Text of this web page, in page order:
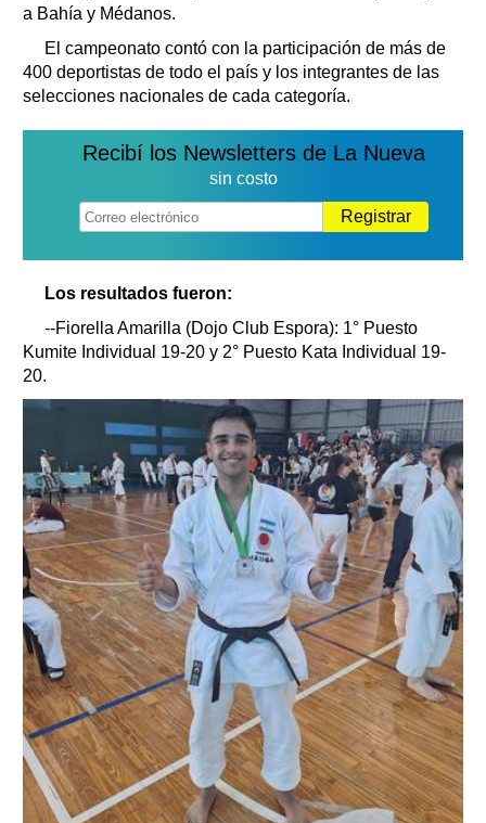
a Bahía y Médanos.
El campeonato contó con la participación de más de
400 deportistas de todo el país y los integrantes de las
selecciones nacionales de cada categoría.
Recibí los Newsletters de La Nueva
sin costo
Registrar
Los resultados fueron:
--Fiorella Amarilla (Dojo Club Espora): 1° Puesto
Kumite Individual 19-20 y 2° Puesto Kata Individual 19-
20.